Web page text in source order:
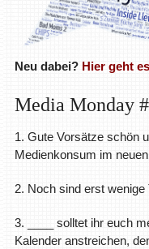
Neu dabei? Hier geht
Media Monday
1. Gute Vorsätze schön
Medienkonsum im
2. Noch sind erst wenige
3. ____ solltet ihr euch
Kalender anstreichen,